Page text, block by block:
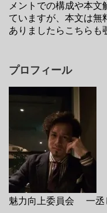
メントでの構成や本
ていますが、本文は無
ありましたらこちら
プロフィール
魅力向上委員会 一丞